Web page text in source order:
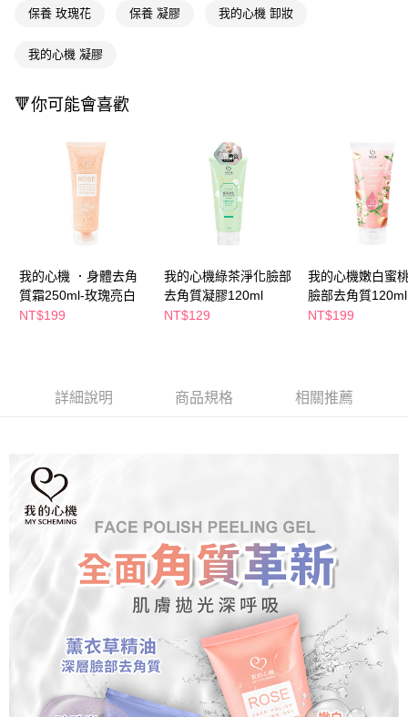
結帳頁面，進行簡訊認證並確認金額後，即可完成結帳。
３．收到繳費通知簡訊後14天內，點擊此簡訊中的連結，可透過四大超商／
購買商品的店家。未經商家同意取消之訂單仍視為有效，需透過AFTEE先享
是否繳費成功／繳費後需取消欲退款等相關疑問，請聯繫「AFTEE先享後付
客戶支援中心」 https://netprotections.freshdesk.com/support/home
【注意事項】
１．透過由恩沛科技股份有限公司提供之「AFTEE先享後付」服務完成之交
易，需依本服務之必要範圍內提供個人資料，並將交易相關給付款項請求債
https://aftee.tw/terms/#terms3
３．未成年的使用者請事先徵得法定代理人或監護人之同意方可使用
「AFTEE先享後付」，若未經同意申辦者引起之損失，本公司不負相關責
５．嚴禁一人註冊多個帳號或使用他人資訊註冊。若發現惡意使用之情形，
付款後全家取貨
每筆NT$65，滿NT$490(含以上)免運費
每筆NT$65，滿NT$490(含以上)免運費
7-11取貨付款
每筆NT$65，滿NT$490(含以上)免運費
每筆NT$65，滿NT$490(含以上)免運費
宅配(本島)
每筆NT$80，滿NT$290(含以上)免運費
保養 玫瑰花 保養 凝膠 我的心機 卸妝
我的心機 凝膠
🔻你可能會喜歡
我的心機 ．身體去角
質霜250ml-玫瑰亮白
NT$199
我的心機綠茶淨化臉部
去角質凝膠120ml
NT$129
我的心機嫩白蜜
臉部去角質120ml
NT$199
詳細說明 商品規格 相關推薦